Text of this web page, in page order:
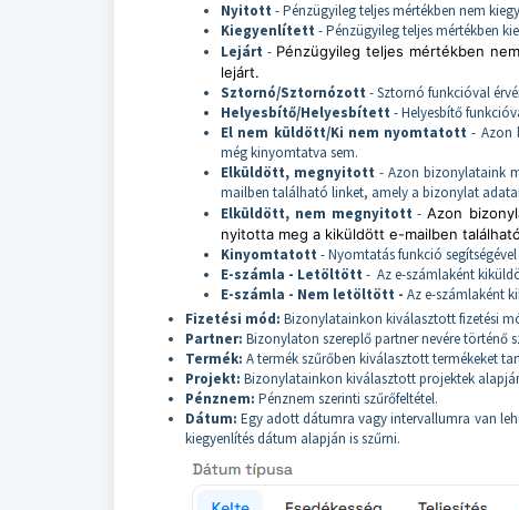
Nyitott - Pénzügyileg teljes mértékben nem
Kiegyenlített - Pénzügyileg teljes mértékben
Lejárt - Pénzügyileg teljes mértékben
lejárt.
Sztornó/Sztornózott - Sztornó funkcióval
Helyesbítő/Helyesbített - Helyesbítő
El nem küldött/Ki nem nyomtatott - Azon
még kinyomtatva sem.
Elküldött, megnyitott- Azon bizonylataink
mailben található linket, amely a bizonylat
Elküldött, nem megnyitott -Azon
nyitotta meg a kiküldött e-mailben
Kinyomtatott - Nyomtatás funkció
E-számla - Letöltött - Az e-számlaként
E-számla - Nem letöltött - Az e-számlaként
Fizetési mód: Bizonylatainkon kiválasztott fizetési
Partner: Bizonylaton szereplő partner nevére történő
Termék: A termék szűrőben kiválasztott termékeket
Projekt: Bizonylatainkon kiválasztott projektek
Pénznem: Pénznem szerinti szűrőfeltétel.
Dátum:Egy adott dátumra vagy intervallumra van
kiegyenlítés dátum alapján is szűrni.